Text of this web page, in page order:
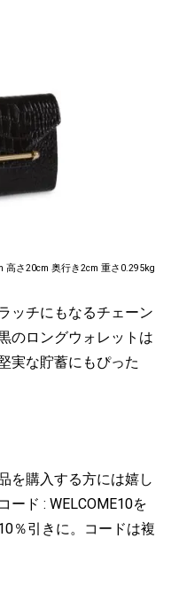
高さ20cm 奥行き2cm 重さ0.295kg
ッチにもなるチェーン
のロングウォレットは
実な貯蓄にもぴった
を購入する方には嬉し
ド : WELCOME10を
％引きに。コードは複